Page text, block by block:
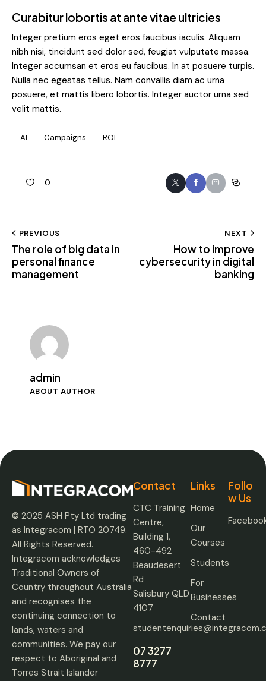
Curabitur lobortis at ante vitae ultricies
Integer pretium eros eget eros faucibus iaculis. Aliquam
nibh nisi, tincidunt sed dolor sed, feugiat vulputate massa.
Integer accumsan et eros eu faucibus. In at posuere turpis.
Nulla nec egestas tellus. Nam convallis diam ac urna
posuere, et mattis libero lobortis. Integer auctor urna sed
velit mattis.
AI Campaigns ROI
0
PREVIOUS
The role of big data in
personal finance
management
NEXT
How to improve
cybersecurity in digital
banking
admin
ABOUT AUTHOR
© 2025 ASH Pty Ltd trading
as Integracom | RTO 20749.
All Rights Reserved.
Integracom acknowledges
Traditional Owners of
Country throughout Australia
and recognises the
continuing connection to
lands, waters and
communities. We pay our
respect to Aboriginal and
Torres Strait Islander
Contact
CTC Training
Centre,
Building 1,
460-492
Beaudesert
Rd
Salisbury QLD
4107
07 3277
8777
Links
Home
Our
Courses
Students
For
Businesses
Contact
Follo
w Us